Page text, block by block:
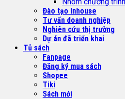
Đào tạo Inhouse
Tư vấn doanh nghiệp
Nghiên cứu thị trường
Dự án đã triển khai
Tủ sách
Fanpage
Đăng ký mua sách
Shopee
Tiki
Sách mới